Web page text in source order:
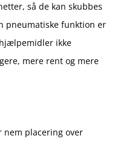
så de kan skubbes
pneumatiske funktion er
ikke
mere rent og mere
nem placering over